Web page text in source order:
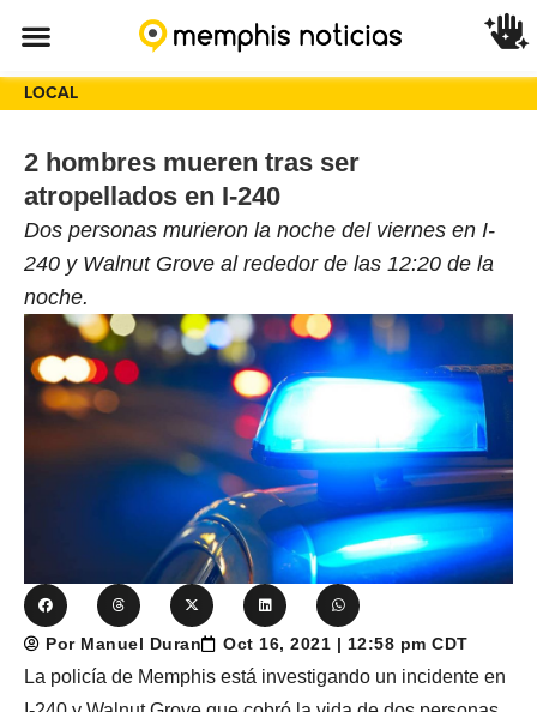
LOCAL
2 hombres mueren tras ser
atropellados en I-240
Dos personas murieron la noche del viernes en I-
240 y Walnut Grove al rededor de las 12:20 de la
noche.
Por Manuel Duran Oct 16, 2021 | 12:58 pm CDT
La policía de Memphis está investigando un incidente en